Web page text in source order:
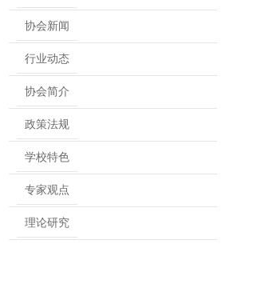
协会新闻
行业动态
协会简介
政策法规
学校特色
专家观点
理论研究